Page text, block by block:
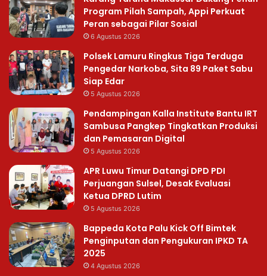
Program Pilah Sampah, Appi Perkuat
Peran sebagai Pilar Sosial
6 Agustus 2026
Polsek Lamuru Ringkus Tiga Terduga
Pengedar Narkoba, Sita 89 Paket Sabu
Siap Edar
5 Agustus 2026
Pendampingan Kalla Institute Bantu IRT
Sambusa Pangkep Tingkatkan Produksi
dan Pemasaran Digital
5 Agustus 2026
APR Luwu Timur Datangi DPD PDI
Perjuangan Sulsel, Desak Evaluasi
Ketua DPRD Lutim
5 Agustus 2026
Bappeda Kota Palu Kick Off Bimtek
Penginputan dan Pengukuran IPKD TA
2025
4 Agustus 2026